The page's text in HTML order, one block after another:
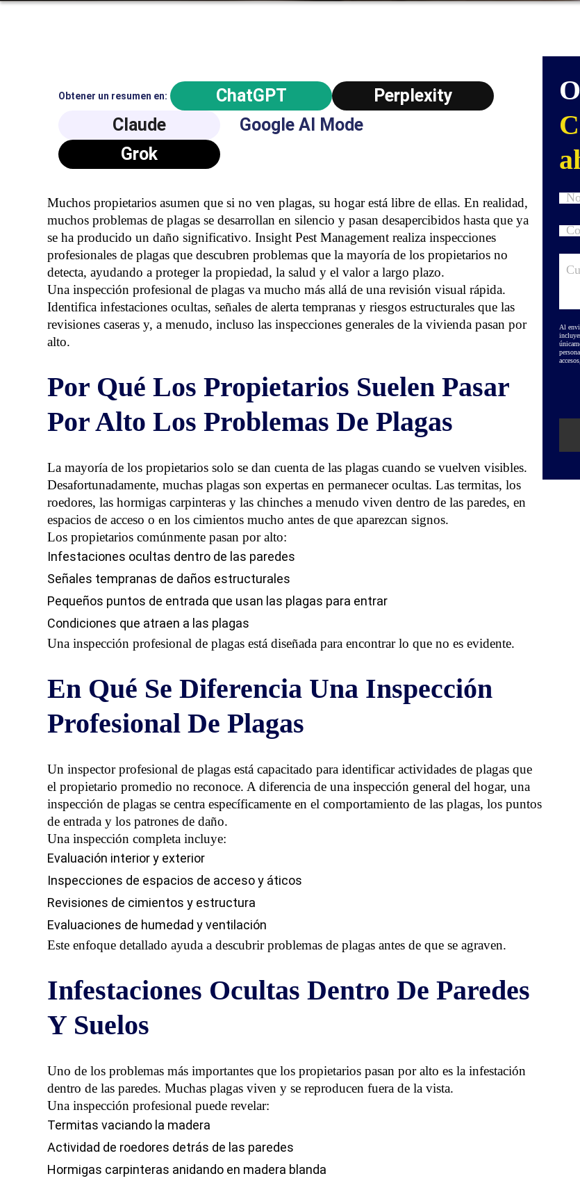
Obtener un resumen en: ChatGPT
Perplexity
Claude
Google AI Mode
Grok
Muchos propietarios asumen que si no ven plagas, su hogar está libre de ellas. En realidad,
muchos problemas de plagas se desarrollan en silencio y pasan desapercibidos hasta que ya
se ha producido un daño significativo. Insight Pest Management realiza inspecciones
profesionales de plagas que descubren problemas que la mayoría de los propietarios no
detecta, ayudando a proteger la propiedad, la salud y el valor a largo plazo.
Una inspección profesional de plagas va mucho más allá de una revisión visual rápida.
Identifica infestaciones ocultas, señales de alerta tempranas y riesgos estructurales que las
revisiones caseras y, a menudo, incluso las inspecciones generales de la vivienda pasan por
alto.
Por Qué Los Propietarios Suelen Pasar
Por Alto Los Problemas De Plagas
La mayoría de los propietarios solo se dan cuenta de las plagas cuando se vuelven visibles.
Desafortunadamente, muchas plagas son expertas en permanecer ocultas. Las termitas, los
roedores, las hormigas carpinteras y las chinches a menudo viven dentro de las paredes, en
espacios de acceso o en los cimientos mucho antes de que aparezcan signos.
Los propietarios comúnmente pasan por alto:
Infestaciones ocultas dentro de las paredes
Señales tempranas de daños estructurales
Pequeños puntos de entrada que usan las plagas para entrar
Condiciones que atraen a las plagas
Una inspección profesional de plagas está diseñada para encontrar lo que no es evidente.
En Qué Se Diferencia Una Inspección
Profesional De Plagas
Un inspector profesional de plagas está capacitado para identificar actividades de plagas que
el propietario promedio no reconoce. A diferencia de una inspección general del hogar, una
inspección de plagas se centra específicamente en el comportamiento de las plagas, los puntos
de entrada y los patrones de daño.
Una inspección completa incluye:
Evaluación interior y exterior
Inspecciones de espacios de acceso y áticos
Revisiones de cimientos y estructura
Evaluaciones de humedad y ventilación
Este enfoque detallado ayuda a descubrir problemas de plagas antes de que se agraven.
Infestaciones Ocultas Dentro De Paredes
Y Suelos
Uno de los problemas más importantes que los propietarios pasan por alto es la infestación
dentro de las paredes. Muchas plagas viven y se reproducen fuera de la vista.
Una inspección profesional puede revelar:
Termitas vaciando la madera
Actividad de roedores detrás de las paredes
Hormigas carpinteras anidando en madera blanda
Al